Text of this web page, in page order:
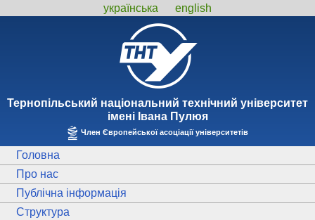
українська english
Тернопiльський національний технiчний унiверситет
iменi Iвана Пулюя
Член Європейської асоціації університетів
Головна
Про нас
Публічна інформація
Структура